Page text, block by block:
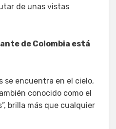
de unas vistas
de Colombia está
se encuentra en el cielo,
conocido como el
brilla más que cualquier